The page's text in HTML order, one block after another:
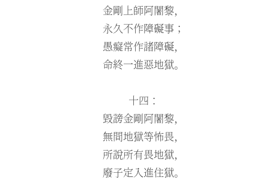
金剛上師阿闍黎，
永久不作障礙事；
愚癡常作諸障礙，
命終一進惡地獄。
十四：
毀謗金剛阿闍黎，
無間地獄等怖畏，
所說所有畏地獄，
廢子定入進住獄。